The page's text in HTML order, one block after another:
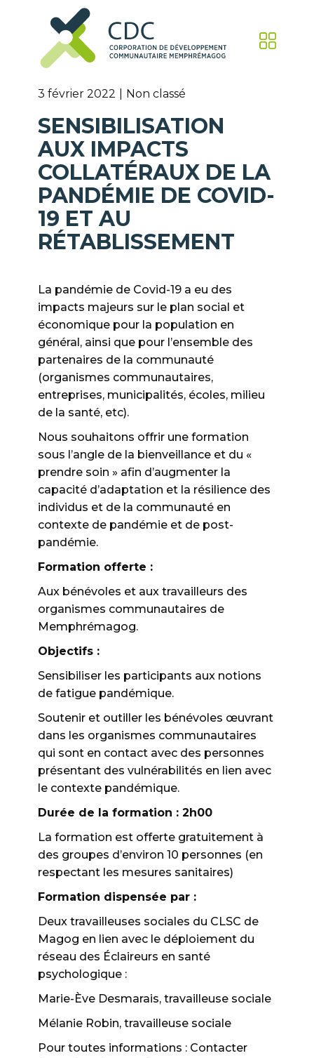
3 février 2022 Non classé
SENSIBILISATION
AUX IMPACTS
COLLATÉRAUX DE LA
PANDÉMIE DE COVID-
19 ET AU
RÉTABLISSEMENT
La pandémie de Covid-19 a eu des
impacts majeurs sur le plan social et
économique pour la population en
général, ainsi que pour l’ensemble des
partenaires de la communauté
(organismes communautaires,
entreprises, municipalités, écoles, milieu
de la santé, etc).
Nous souhaitons offrir une formation
sous l’angle de la bienveillance et du «
prendre soin » afin d’augmenter la
capacité d’adaptation et la résilience des
individus et de la communauté en
contexte de pandémie et de post-
pandémie.
Formation offerte :
Aux bénévoles et aux travailleurs des
organismes communautaires de
Memphrémagog.
Objectifs :
Sensibiliser les participants aux notions
de fatigue pandémique.
Soutenir et outiller les bénévoles œuvrant
dans les organismes communautaires
qui sont en contact avec des personnes
présentant des vulnérabilités en lien avec
le contexte pandémique.
Durée de la formation : 2h00
La formation est offerte gratuitement à
des groupes d’environ 10 personnes (en
respectant les mesures sanitaires)
Formation dispensée par :
Deux travailleuses sociales du CLSC de
Magog en lien avec le déploiement du
réseau des Éclaireurs en santé
psychologique :
Marie-Ève Desmarais, travailleuse sociale
Mélanie Robin, travailleuse sociale
Pour toutes informations : Contacter